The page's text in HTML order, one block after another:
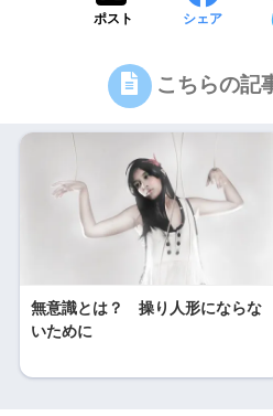
ポスト シェア
こちらの記
無意識とは？ 操り人形にならな
いために